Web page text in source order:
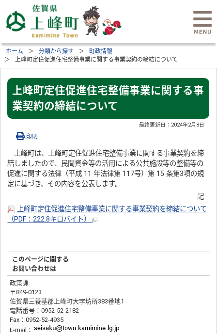
ホーム 分類から探す
町政情報
上峰町定住促進住宅整備事業に関する事業契約の締結について
上峰町定住促進住宅整備事業に関する事
業契約の締結について
最終更新日： 2024年2月8日
印刷
上峰町は、上峰町定住促進住宅整備事業に関する事業契約を締
結しましたので、民間資金等の活用による公共施設等の整備等の
促進に関する法律（平成 11 年法律第 117号）第 15 条第3項の規
定に基づき、その内容を公表します。
記
上峰町定住促進住宅整備事業に関する事業契約を締結について
（PDF：222.8キロバイト）
このページに関する
お問い合わせは
政策課
〒849-0123
佐賀県三養基郡上峰町大字坊所383番地1
電話番号：0952-52-2182
Fax：0952-52-4935
E-mail：